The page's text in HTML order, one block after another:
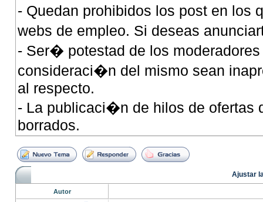
- Quedan prohibidos los post en
webs de empleo. Si deseas
- Ser� potestad de los
consideraci�n del mismo sean
al respecto.
- La publicaci�n de hilos de ofertas
borrados.
Ajustar
Autor